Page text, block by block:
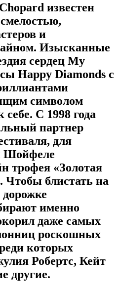
известен
и
Изысканные
сердец My
Happy Diamonds с
символом
С 1998 года
партнер
для
Шойфеле
трофея «Золотая
Чтобы блистать на
именно
даже самых
роскошных
которых
Робертс, Кейт
другие.